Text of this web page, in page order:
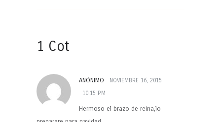
1 Cot
ANÓNIMO
NOVIEMBRE 16, 2015
10:15 PM
Hermoso el brazo de reina,lo